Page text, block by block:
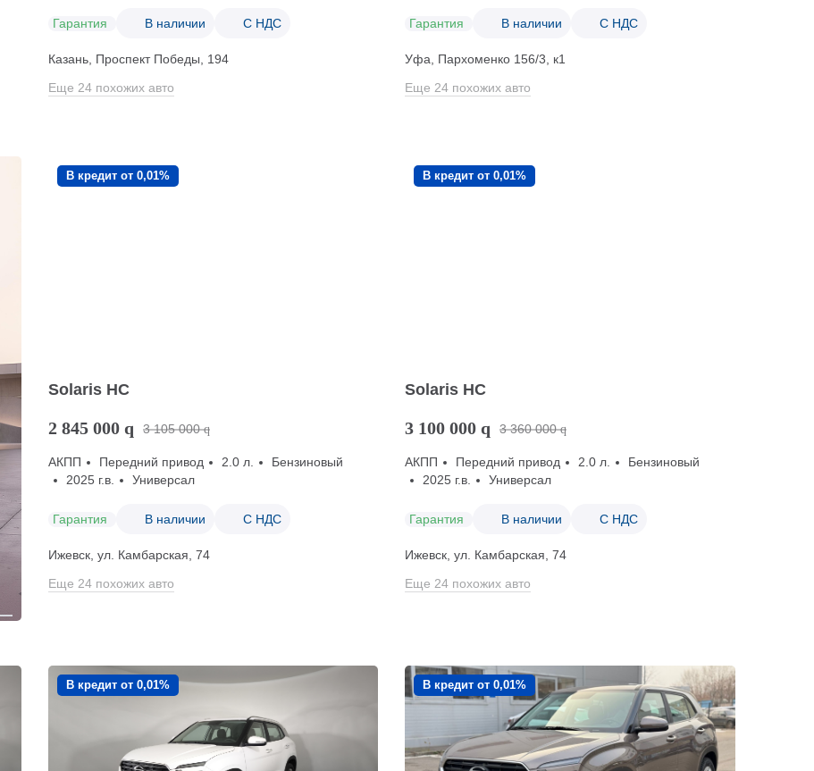
Гарантия В наличии С НДС
Казань, Проспект Победы, 194
Еще 24 похожих авто
Гарантия В наличии С НДС
Уфа, Пархоменко 156/3, к1
Еще 24 похожих авто
В кредит от 0,01%
Solaris HC
2 845 000 q 3 105 000 q
АКПП Передний привод 2.0 л.
Бензиновый
2025 г.в.
Универсал
Гарантия В наличии С НДС
Ижевск, ул. Камбарская, 74
Еще 24 похожих авто
В кредит от 0,01%
Solaris HC
3 100 000 q 3 360 000 q
АКПП Передний привод 2.0 л.
Бензиновый
2025 г.в.
Универсал
Гарантия В наличии С НДС
Ижевск, ул. Камбарская, 74
Еще 24 похожих авто
В кредит от 0,01% В кредит от 0,01%